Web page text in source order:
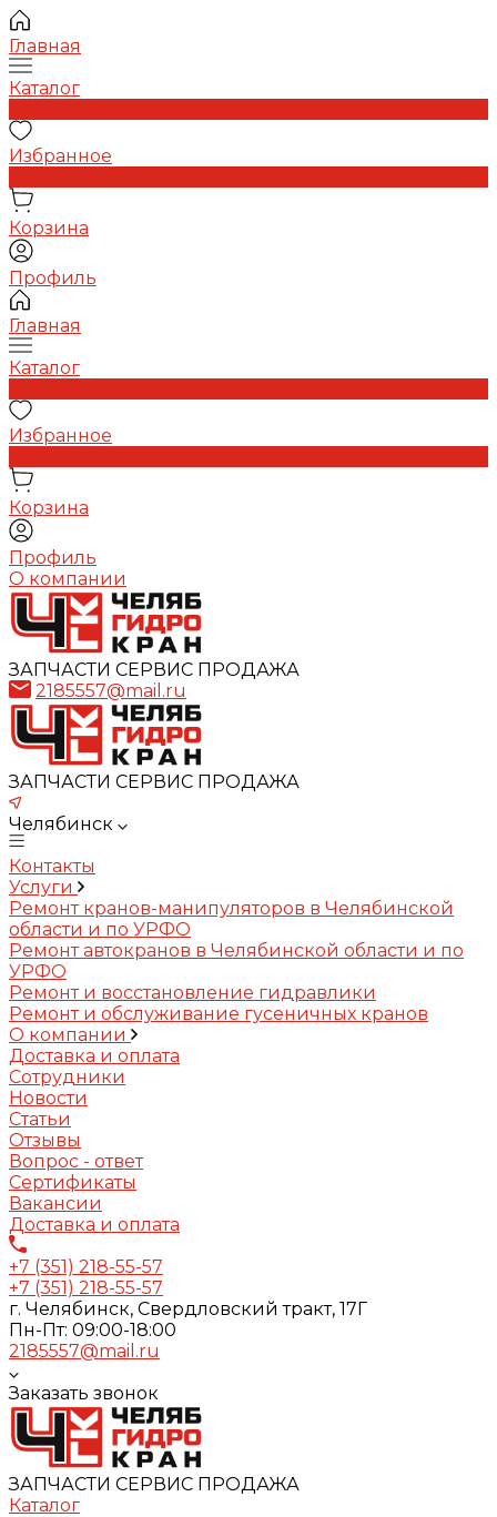
Главная
Каталог
Избранное
Корзина
Профиль
Главная
Каталог
Избранное
Корзина
Профиль
О компании
ЗАПЧАСТИ СЕРВИС ПРОДАЖА
2185557@mail.ru
ЗАПЧАСТИ СЕРВИС ПРОДАЖА
Челябинск
Контакты
Услуги
Ремонт кранов-манипуляторов в Челябинской
области и по УРФО
Ремонт автокранов в Челябинской области и по
УРФО
Ремонт и восстановление гидравлики
Ремонт и обслуживание гусеничных кранов
О компании
Доставка и оплата
Сотрудники
Новости
Статьи
Отзывы
Вопрос - ответ
Сертификаты
Вакансии
Доставка и оплата
+7 (351) 218-55-57
+7 (351) 218-55-57
г. Челябинск, Свердловский тракт, 17Г
Пн-Пт: 09:00-18:00
2185557@mail.ru
Заказать звонок
ЗАПЧАСТИ СЕРВИС ПРОДАЖА
Каталог